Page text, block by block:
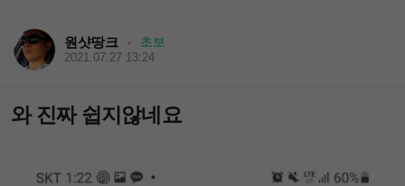
원샷땅크 · 초보
2021.07.27 13:24
와 진짜 쉽지않네요